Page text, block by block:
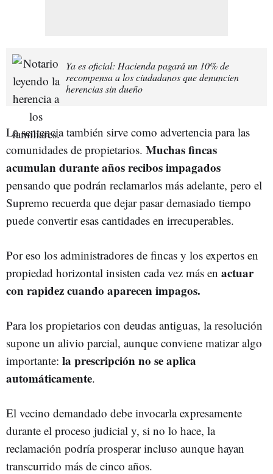
Ya es oficial: Hacienda pagará un 10% de
recompensa a los ciudadanos que denuncien
herencias sin dueño
La sentencia también sirve como advertencia para las
comunidades de propietarios. Muchas fincas
acumulan durante años recibos impagados
pensando que podrán reclamarlos más adelante, pero el
Supremo recuerda que dejar pasar demasiado tiempo
puede convertir esas cantidades en irrecuperables.
Por eso los administradores de fincas y los expertos en
propiedad horizontal insisten cada vez más en actuar
con rapidez cuando aparecen impagos.
Para los propietarios con deudas antiguas, la resolución
supone un alivio parcial, aunque conviene matizar algo
importante: la prescripción no se aplica
automáticamente.
El vecino demandado debe invocarla expresamente
durante el proceso judicial y, si no lo hace, la
reclamación podría prosperar incluso aunque hayan
transcurrido más de cinco años.